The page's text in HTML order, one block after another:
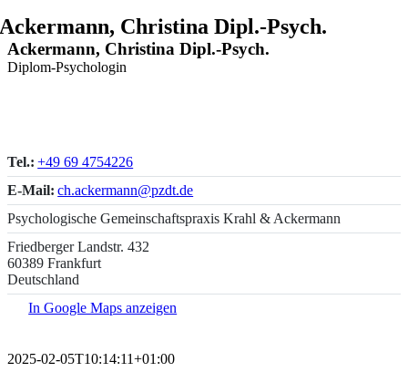
Ackermann, Christina Dipl.-Psych.
Ackermann, Christina Dipl.-Psych.
Diplom-Psychologin
Tel.: +49 69 4754226
E-Mail: ch.ackermann@pzdt.de
Psychologische Gemeinschaftspraxis Krahl & Ackermann
Friedberger Landstr. 432
60389 Frankfurt
Deutschland
In Google Maps anzeigen
2025-02-05T10:14:11+01:00